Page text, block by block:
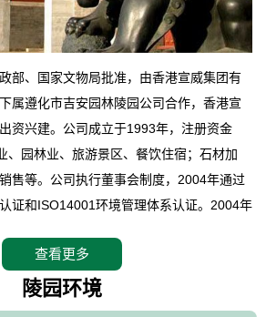
部、国家文物局批准，由香港宣威集团有
属遵化市吉安园林陵园公司合作，香港宣
资兴建。公司成立于1993年，注册资金
、园林业、旅游景区、餐饮住宿；石材加
售等。公司执行董事会制度，2004年通过
证和ISO14001环境管理体系认证。2004年
园式陵园，园内建有四星级酒店一座。
座落在世界文化遗产清东陵地形墙内，地
交通便利。公司以“建设全国顶级人生后花
查看更多
陵园环境